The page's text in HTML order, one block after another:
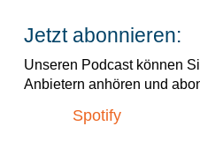
Jetzt abonnieren:
Unseren Podcast können
Anbietern anhören und
Spotify